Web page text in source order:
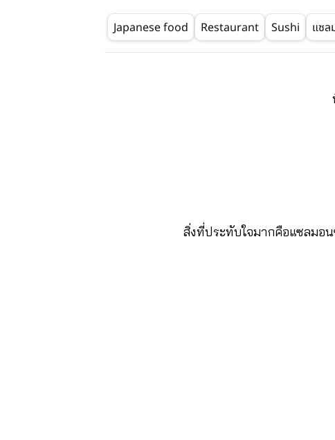
Japanese food Restaurant Sushi แซล
สิ่งที่ประทับใจมากคือแซลมอ